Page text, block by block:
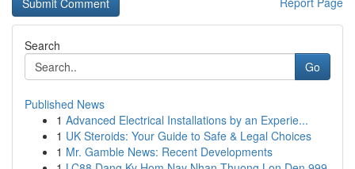
Search
Go
Published News
1 Advanced Electrical Installations by an Experie...
1 UK Steroids: Your Guide to Safe & Legal Choices
1 Mr. Gamble News: Recent Developments